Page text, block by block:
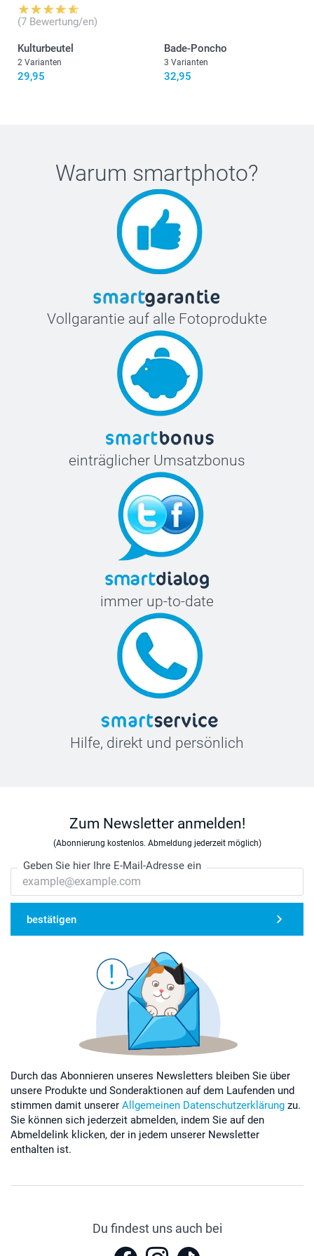
121 cm
53 cm
(7 Bewertung/en)
Kulturbeutel
2 Varianten
29,95
Bade-Poncho
3 Varianten
32,95
Warum smartphoto?
Vollgarantie auf alle Fotoprodukte
einträglicher Umsatzbonus
immer up-to-date
Hilfe, direkt und persönlich
Zum Newsletter anmelden!
(Abonnierung kostenlos. Abmeldung jederzeit möglich)
Geben Sie hier Ihre E-Mail-Adresse ein
bestätigen
Durch das Abonnieren unseres Newsletters bleiben Sie über
unsere Produkte und Sonderaktionen auf dem Laufenden und
stimmen damit unserer Allgemeinen Datenschutzerklärung zu.
Sie können sich jederzeit abmelden, indem Sie auf den
Abmeldelink klicken, der in jedem unserer Newsletter
enthalten ist.
Du findest uns auch bei